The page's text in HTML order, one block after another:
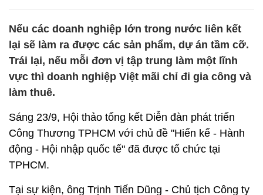
Nếu các doanh nghiệp lớn trong nước liên kết
lại sẽ làm ra được các sản phẩm, dự án tầm cỡ.
Trái lại, nếu mỗi đơn vị tập trung làm một lĩnh
vực thì doanh nghiệp Việt mãi chỉ đi gia công và
làm thuê.
Sáng 23/9, Hội thảo tổng kết Diễn đàn phát triển
Công Thương TPHCM với chủ đề "Hiến kế - Hành
động - Hội nhập quốc tế" đã được tổ chức tại
TPHCM.
Tại sự kiện, ông Trịnh Tiến Dũng - Chủ tịch Công ty